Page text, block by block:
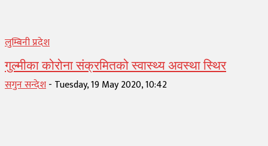
लुम्बिनी प्रदेश
गुल्मीका कोरोना संक्रमितको स्वास्थ्य अवस्था स्थिर
सगुन सन्देश- Tuesday, 19 May 2020, 10:42